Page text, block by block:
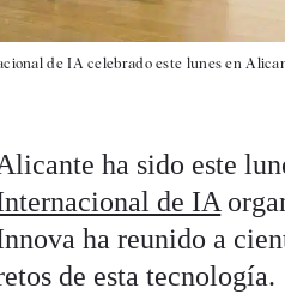
de IA celebrado este lunes en
ha sido este
de IA
ha reunido a
de esta tecnología.